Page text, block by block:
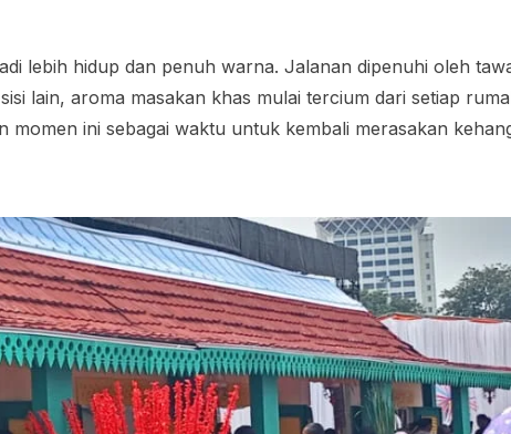
lebih hidup dan penuh warna. Jalanan dipenuhi oleh
lain, aroma masakan khas mulai tercium dari setiap
ini sebagai waktu untuk kembali merasakan